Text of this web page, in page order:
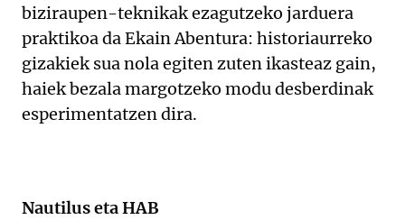
biziraupen-teknikak ezagutzeko jarduera
praktikoa da Ekain Abentura: historiaurreko
gizakiek sua nola egiten zuten ikasteaz gain,
haiek bezala margotzeko modu desberdinak
esperimentatzen dira.
Nautilus eta HAB